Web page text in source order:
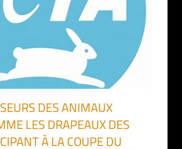
DES ANIMAUX
LES DRAPEAUX DES
À LA COUPE DU